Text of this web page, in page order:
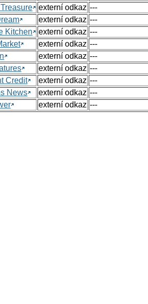
externí odkaz ---
externí odkaz ---
Kitchen
externí odkaz ---
externí odkaz ---
externí odkaz ---
externí odkaz ---
Credit
externí odkaz ---
News
externí odkaz ---
externí odkaz ---